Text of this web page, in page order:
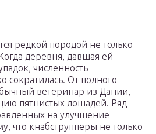
редкой породой не только
деревня, давшая ей
численность
сократилась. От полного
ветеринар из Дании,
пятнистых лошадей. Ряд
на улучшение
что кнабструпперы не только